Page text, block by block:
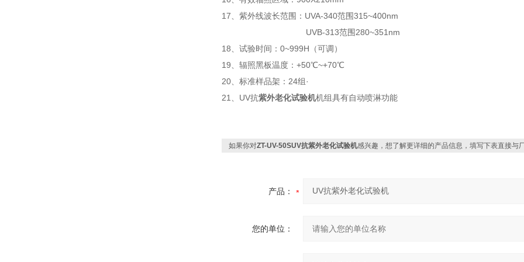
17、紫外线波长范围： UVA-340范围315~400nm
UVB-313范围280~351nm
18、试验时间：0~999H（可调）
19、辐照黑板温度：+50℃~+70℃
20、标准样品架：24组·
21、UV抗紫外老化试验机机组具有自动喷淋功能
如果你对ZT-UV-50SUV抗紫外老化试验机感兴趣，想了解更详细的产品信息，填写下表直接与
产品：
您的单位：